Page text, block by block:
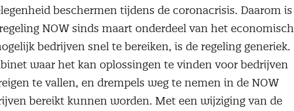
beschermen tijdens de coronacrisis. Daarom is
NOW sinds maart onderdeel van het economisch
bedrijven snel te bereiken, is de regeling generiek.
waar het kan oplossingen te vinden voor bedrijven
te vallen, en drempels weg te nemen in de NOW
bereikt kunnen worden. Met een wijziging van de